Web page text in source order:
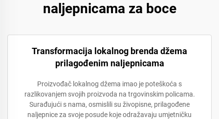
naljepnicama za boce
Transformacija lokalnog brenda džema
prilagođenim naljepnicama
Proizvođač lokalnog džema imao je poteškoća s
razlikovanjem svojih proizvoda na trgovinskim policama.
Surađujući s nama, osmislili su živopisne, prilagođene
naljepnice za svoje posude koje odražavaju umjetničku